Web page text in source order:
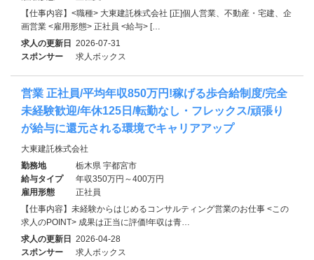
【仕事内容】<職種> 大東建託株式会社 [正]個人営業、不動産・宅建、企
画営業 <雇用形態> 正社員 <給与> […
求人の更新日 2026-07-31
スポンサー
求人ボックス
営業 正社員/平均年収850万円!稼げる歩合給制度/完全
未経験歓迎/年休125日/転勤なし・フレックス/頑張り
が給与に還元される環境でキャリアアップ
大東建託株式会社
勤務地
栃木県 宇都宮市
給与タイプ
年収350万円～400万円
雇用形態
正社員
【仕事内容】未経験からはじめるコンサルティング営業のお仕事 <この
求人のPOINT> 成果は正当に評価!年収は青…
求人の更新日 2026-04-28
スポンサー
求人ボックス